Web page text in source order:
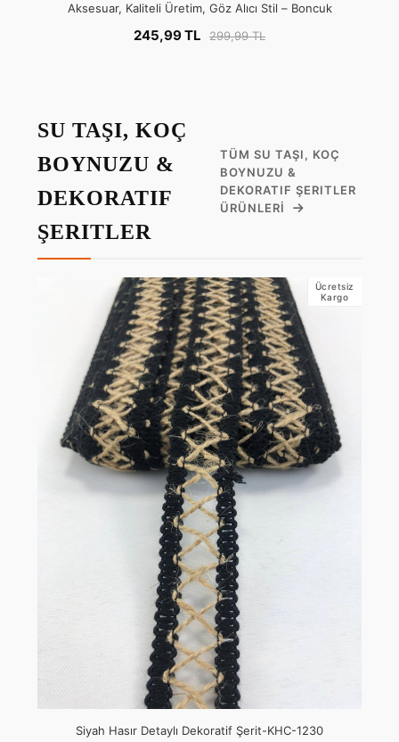
Aksesuar, Kaliteli Üretim, Göz Alıcı Stil – Boncuk
245,99 TL 299,99 TL
SU TAŞI, KOÇ
BOYNUZU &
DEKORATIF
ŞERITLER
TÜM SU TAŞI, KOÇ
BOYNUZU &
DEKORATIF ŞERITLER
ÜRÜNLERI
Ücretsiz
Kargo
Siyah Hasır Detaylı Dekoratif Şerit-KHC-1230